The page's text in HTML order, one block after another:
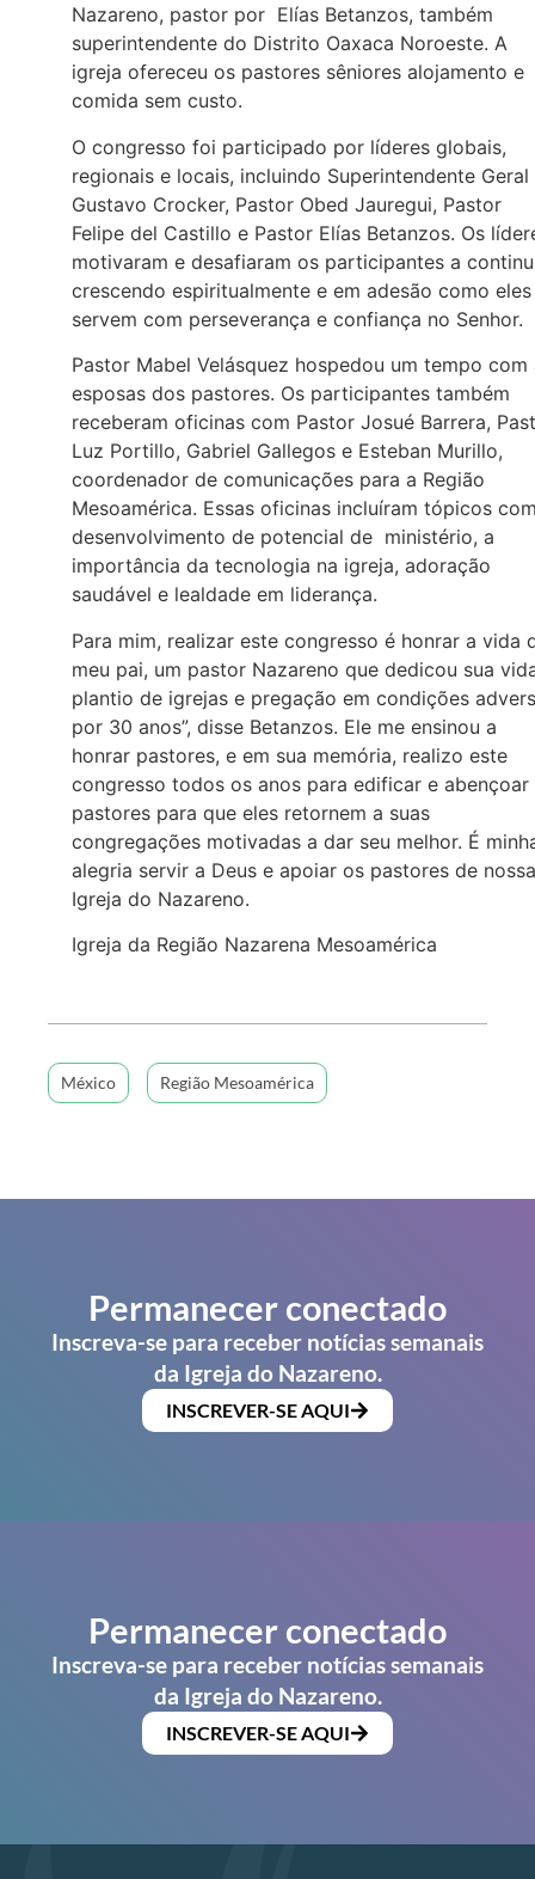
Nazareno, pastor por Elías Betanzos, também
superintendente do Distrito Oaxaca Noroeste. A
igreja ofereceu os pastores sêniores alojamento e
comida sem custo.
O congresso foi participado por líderes globais,
regionais e locais, incluindo Superintendente Geral
Gustavo Crocker, Pastor Obed Jauregui, Pastor
Felipe del Castillo e Pastor Elías Betanzos. Os
motivaram e desafiaram os participantes a
crescendo espiritualmente e em adesão como eles
servem com perseverança e confiança no Senhor.
Pastor Mabel Velásquez hospedou um tempo com
esposas dos pastores. Os participantes também
receberam oficinas com Pastor Josué Barrera,
Luz Portillo, Gabriel Gallegos e Esteban Murillo,
coordenador de comunicações para a Região
Mesoamérica. Essas oficinas incluíram tópicos
desenvolvimento de potencial de ministério, a
importância da tecnologia na igreja, adoração
saudável e lealdade em liderança.
Para mim, realizar este congresso é honrar a vida
meu pai, um pastor Nazareno que dedicou sua
plantio de igrejas e pregação em condições
por 30 anos”, disse Betanzos. Ele me ensinou a
honrar pastores, e em sua memória, realizo este
congresso todos os anos para edificar e abençoar
pastores para que eles retornem a suas
congregações motivadas a dar seu melhor. É
alegria servir a Deus e apoiar os pastores de nossa
Igreja do Nazareno.
Igreja da Região Nazarena Mesoamérica
México Região Mesoamérica
Permanecer conectado
Inscreva-se para receber notícias semanais
da Igreja do Nazareno.
INSCREVER-SE AQUI
Permanecer conectado
Inscreva-se para receber notícias semanais
da Igreja do Nazareno.
INSCREVER-SE AQUI